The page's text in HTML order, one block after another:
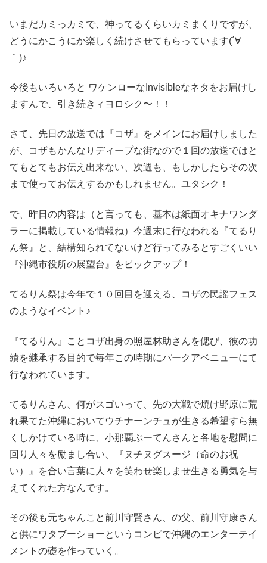
いまだカミっカミで、神ってるくらいカミまくりですが、
どうにかこうにか楽しく続けさせてもらっています(´∀
｀)♪
今後もいろいろと ワケンローなInvisibleなネタをお届けし
ますんで、引き続きィヨロシク〜！！
さて、先日の放送では『コザ』をメインにお届けしました
が、コザもかんなりディープな街なので１回の放送ではと
てもとてもお伝え出来ない、次週も、もしかしたらその次
まで使ってお伝えするかもしれません。ユタシク！
で、昨日の内容は（と言っても、基本は紙面オキナワンダ
ラーに掲載している情報ね）今週末に行なわれる『てるり
ん祭』と、結構知られてないけど行ってみるとすごくいい
『沖縄市役所の展望台』をピックアップ！
てるりん祭は今年で１０回目を迎える、コザの民謡フェス
のようなイベント♪
『てるりん』ことコザ出身の照屋林助さんを偲び、彼の功
績を継承する目的で毎年この時期にパークアベニューにて
行なわれています。
てるりんさん、何がスゴいって、先の大戦で焼け野原に荒
れ果てた沖縄においてウチナーンチュが生きる希望すら無
くしかけている時に、小那覇ぶーてんさんと各地を慰問に
回り人々を励まし合い、『ヌチヌグスージ（命のお祝
い）』を合い言葉に人々を笑わせ楽しませ生きる勇気を与
えてくれた方なんです。
その後も元ちゃんこと前川守賢さん、の父、前川守康さん
と供にワタブーショーというコンビで沖縄のエンターテイ
メントの礎を作っていく。